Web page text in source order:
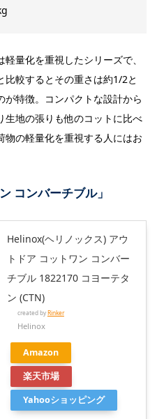
量化を重視したシリーズで、
比較するとその重さは約1/2と
が特徴。コンパクトな設計から
生地の張りも他のコットに比べ
の軽量化を重視する人にはお
コンバーチブル」
Helinox(ヘリノックス) アウ
トドア コットワン コンバー
チブル 1822170 コヨーテタ
ン (CTN)
created byRinker
Helinox
Amazon
楽天市場
Yahooショッピング